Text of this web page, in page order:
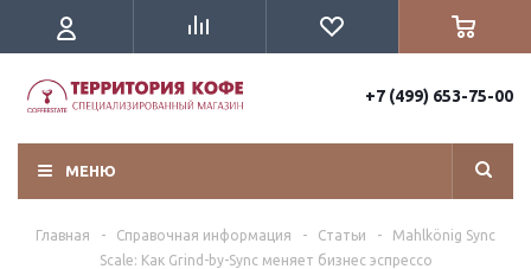
+7 (499) 653-75-00
МЕНЮ
Главная - Справочная информация - Статьи -
Mahlkönig Sync
Scale: Как Grind-by-Sync меняет бизнес эспрессо